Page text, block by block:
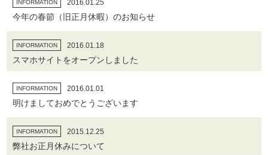
INFORMATION 2016.01.25
今年の春節（旧正月休暇）のお知らせ
INFORMATION 2016.01.18
スマホサイトをオープンしました
INFORMATION 2016.01.01
明けましておめでとうございます
INFORMATION 2015.12.25
弊社お正月休みについて